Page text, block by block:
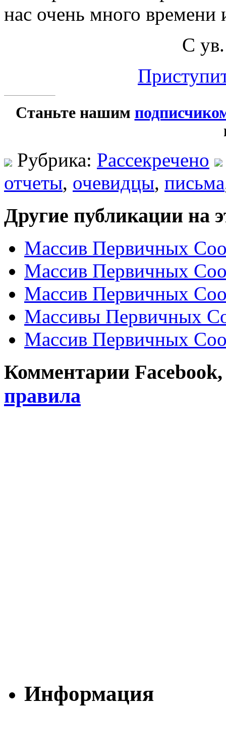
нас очень много времени
С
Станьте нашим
Рубрика: Рассекречено
отчеты, очевидцы, письма
Другие публикации на
Массив Первичных
Массив Первичных
Массив Первичных
Массивы Первичных
Массив Первичных
Комментарии
правила
Информация